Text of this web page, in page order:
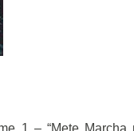
1 – “Mete Marcha